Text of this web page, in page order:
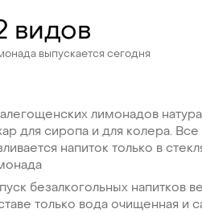
видов
выпускается сегодня
лимонадов
для сиропа и для колера.
напиток только в
безалкогольных
только вода очищенная и